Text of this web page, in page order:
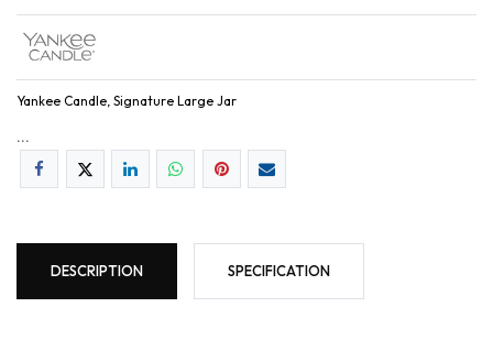
Yankee Candle, Signature Large Jar
...
DESCRIPTION SPECIFICATION